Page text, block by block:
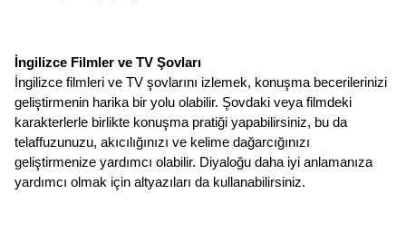
İngilizce Filmler ve TV Şovları
İngilizce filmleri ve TV şovlarını izlemek, konuşma becerilerinizi
geliştirmenin harika bir yolu olabilir. Şovdaki veya filmdeki
karakterlerle birlikte konuşma pratiği yapabilirsiniz, bu da
telaffuzunuzu, akıcılığınızı ve kelime dağarcığınızı
geliştirmenize yardımcı olabilir. Diyaloğu daha iyi anlamanıza
yardımcı olmak için altyazıları da kullanabilirsiniz.